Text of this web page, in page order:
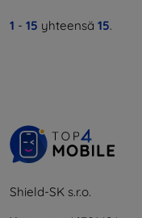
1 - 15 yhteensä 15.
Shield-SK s.r.o.